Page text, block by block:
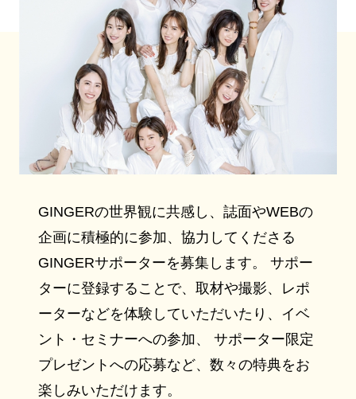
GINGERの世界観に共感し、誌面やWEBの
企画に積極的に参加、協力してくださる
GINGERサポーターを募集します。 サポー
ターに登録することで、取材や撮影、レポ
ーターなどを体験していただいたり、イベ
ント・セミナーへの参加、 サポーター限定
プレゼントへの応募など、数々の特典をお
楽しみいただけます。